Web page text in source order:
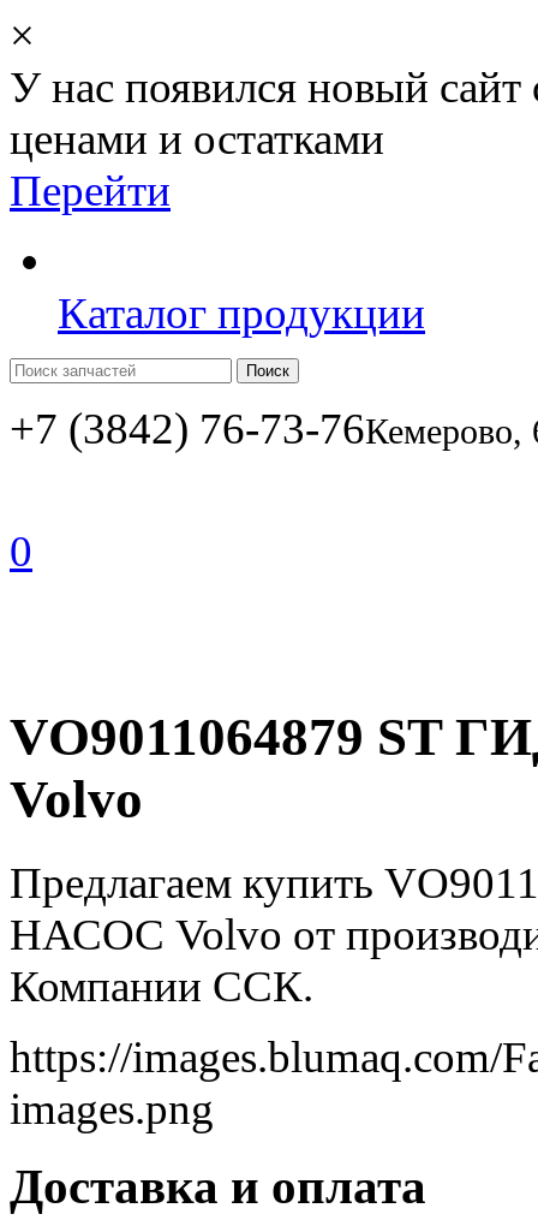
×
У нас появился новый сайт
ценами и остатками
Перейти
Каталог продукции
Поиск
+7 (3842) 76-73-76Кемерово,
0
VO9011064879
Volvo
Предлагаем купить
НАСОС Volvo от
Компании ССК.
https://
images.png
Доставка и оплата